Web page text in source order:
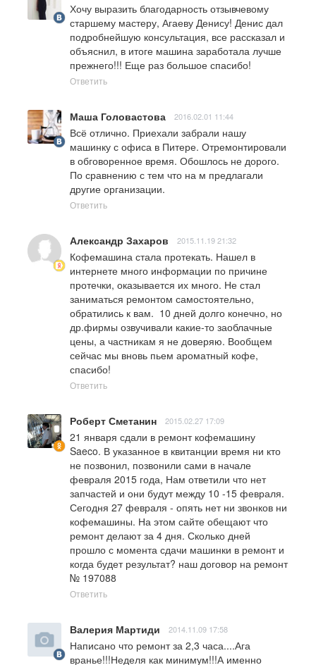
Хочу выразить благодарность отзывчевому
старшему мастеру, Агаеву Денису! Денис дал
подробнейшую консультация, все рассказал и
объяснил, в итоге машина заработала лучше
прежнего!!! Еще раз большое спасибо!
Ответить
Маша Головастова 2016.02.01 11:44
Всё отлично. Приехали забрали нашу
машинку с офиса в Питере. Отремонтировали
в обговоренное время. Обошлось не дорого.
По сравнению с тем что на м предлагали
другие организации.
Ответить
Александр Захаров 2015.11.19 21:32
Кофемашина стала протекать. Нашел в
интернете много информации по причине
протечки, оказывается их много. Не стал
заниматься ремонтом самостоятельно,
обратились к вам.  10 дней долго конечно, но
др.фирмы озвучивали какие-то заоблачные
цены, а частникам я не доверяю. Вообщем
сейчас мы вновь пьем ароматный кофе,
спасибо!
Ответить
Роберт Сметанин 2015.02.27 17:09
21 января сдали в ремонт кофемашину
Saeco. В указанное в квитанции время ни кто
не позвонил, позвонили сами в начале
февраля 2015 года, Нам ответили что нет
запчастей и они будут между 10 -15 февраля.
Сегодня 27 февраля - опять нет ни звонков ни
кофемашины. На этом сайте обещают что
ремонт делают за 4 дня. Сколько дней
прошло с момента сдачи машинки в ремонт и
когда будет результат? наш договор на ремонт
№ 197088
Ответить
Валерия Мартиди 2014.11.09 17:58
Написано что ремонт за 2,3 часа....Ага
вранье!!!Неделя как минимум!!!А именно